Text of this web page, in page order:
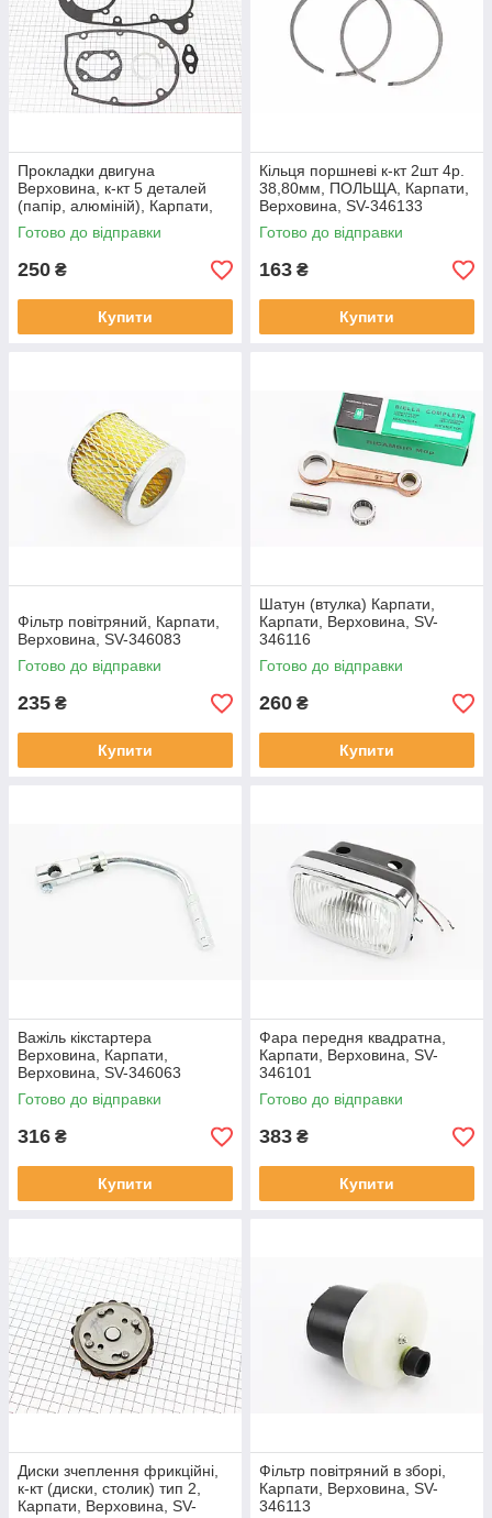
Прокладки двигуна
Верховина, к-кт 5 деталей
(папір, алюміній), Карпати,
Верховина, SV-346057
Готово до відправки
250 ₴
Купити
Кільця поршневі к-кт 2шт 4р.
38,80мм, ПОЛЬЩА, Карпати,
Верховина, SV-346133
Готово до відправки
163 ₴
Купити
Фільтр повітряний, Карпати,
Верховина, SV-346083
Готово до відправки
235 ₴
Купити
Шатун (втулка) Карпати,
Карпати, Верховина, SV-
346116
Готово до відправки
260 ₴
Купити
Важіль кікстартера
Верховина, Карпати,
Верховина, SV-346063
Готово до відправки
316 ₴
Купити
Фара передня квадратна,
Карпати, Верховина, SV-
346101
Готово до відправки
383 ₴
Купити
Диски зчеплення фрикційні,
к-кт (диски, столик) тип 2,
Карпати, Верховина, SV-
Фільтр повітряний в зборі,
Карпати, Верховина, SV-
346113